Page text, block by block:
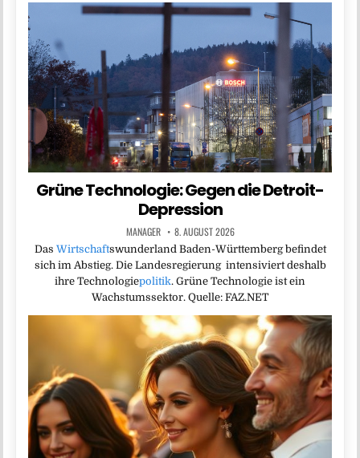
Grüne Technologie: Gegen die Detroit-
Depression
MANAGER 8. AUGUST 2026
Das Wirtschaftswunderland Baden-Württemberg befindet
sich im Abstieg. Die Landesregierung intensiviert deshalb
ihre Technologiepolitik. Grüne Technologie ist ein
Wachstumssektor. Quelle: FAZ.NET